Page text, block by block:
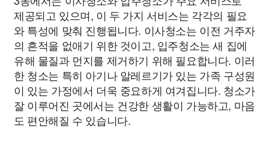
제공되고 있으며, 이 두 가지 서비스는 각각의 필요
와 특성에 맞춰 진행됩니다. 이사청소는 이전 거주자
의 흔적을 없애기 위한 것이고, 입주청소는 새 집에
유해 물질과 먼지를 제거하기 위해 필요합니다. 이러
한 청소는 특히 아기나 알레르기가 있는 가족 구성원
이 있는 가정에서 더욱 중요하게 여겨집니다. 청소가
잘 이루어진 곳에서는 건강한 생활이 가능하고, 마음
도 편안해질 수 있습니다.